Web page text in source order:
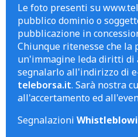
Le foto presenti su
pubblico dominio o
pubblicazione in
Chiunque ritenesse che la
un'immagine leda diritti di
segnalarlo all'indirizzo di
teleborsa.it. Sarà nostra
all'accertamento ed
Segnalazioni